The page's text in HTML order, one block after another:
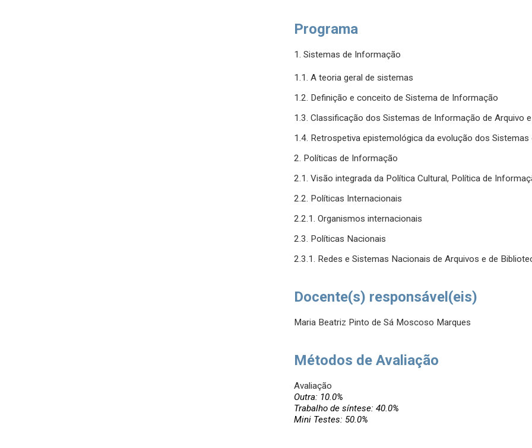
Programa
1. Sistemas de Informação
1.1. A teoria geral de sistemas
1.2. Definição e conceito de Sistema de Informação
1.3. Classificação dos Sistemas de Informação de Arquivo
1.4. Retrospetiva epistemológica da evolução dos
2. Políticas de Informação
2.1. Visão integrada da Política Cultural, Política de
2.2. Políticas Internacionais
2.2.1. Organismos internacionais
2.3. Políticas Nacionais
2.3.1. Redes e Sistemas Nacionais de Arquivos e de
Docente(s) responsável(eis)
Maria Beatriz Pinto de Sá Moscoso Marques
Métodos de Avaliação
Avaliação
Outra: 10.0%
Trabalho de síntese: 40.0%
Mini Testes: 50.0%